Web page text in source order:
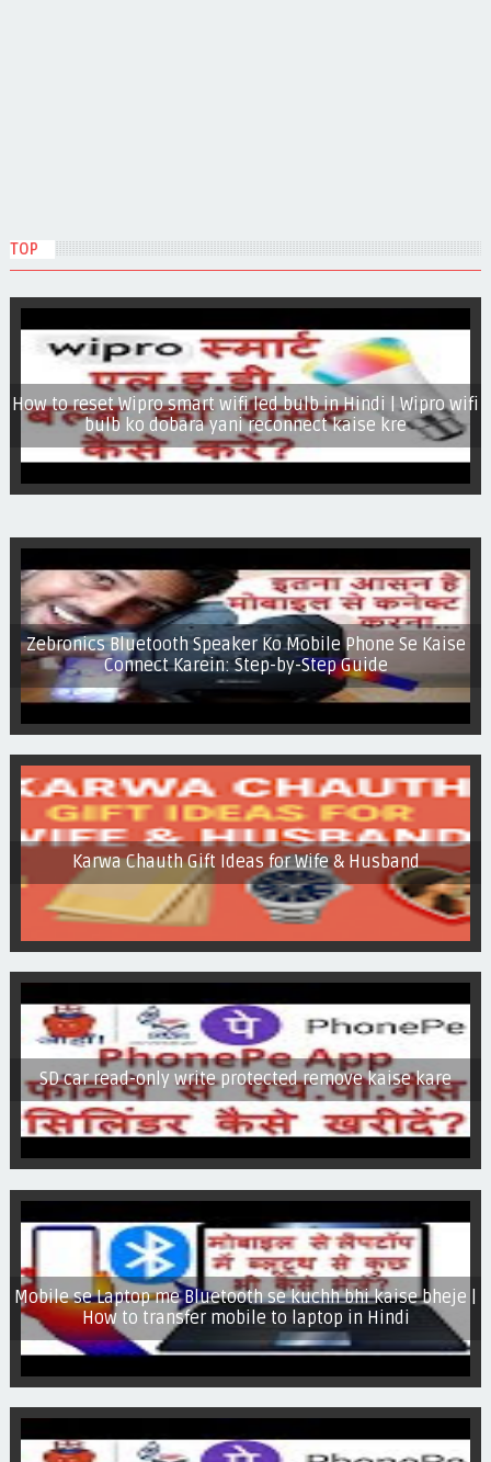
TOP
How to reset Wipro smart wifi led bulb in Hindi | Wipro wifi
bulb ko dobara yani reconnect kaise kre
how to configure tp link wireless router in Hindi | TP-link
router ko ip address se setup kaise kare
Zebronics Bluetooth Speaker Ko Mobile Phone Se Kaise
Connect Karein: Step-by-Step Guide
Karwa Chauth Gift Ideas for Wife & Husband
SD car read-only write protected remove kaise kare
Mobile se Laptop me Bluetooth se kuchh bhi kaise bheje |
How to transfer mobile to laptop in Hindi